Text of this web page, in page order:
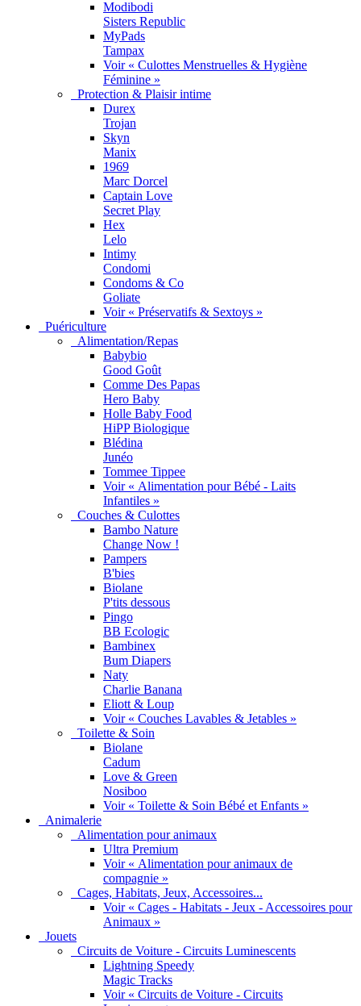
Modibodi
Sisters Republic
MyPads
Tampax
Voir « Culottes Menstruelles & Hygiène
Féminine »
Protection & Plaisir intime
Durex
Trojan
Skyn
Manix
1969
Marc Dorcel
Captain Love
Secret Play
Hex
Lelo
Intimy
Condomi
Condoms & Co
Goliate
Voir « Préservatifs & Sextoys »
Puériculture
Alimentation/Repas
Babybio
Good Goût
Comme Des Papas
Hero Baby
Holle Baby Food
HiPP Biologique
Blédina
Junéo
Tommee Tippee
Voir « Alimentation pour Bébé - Laits
Infantiles »
Couches & Culottes
Bambo Nature
Change Now !
Pampers
B'bies
Biolane
P'tits dessous
Pingo
BB Ecologic
Bambinex
Bum Diapers
Naty
Charlie Banana
Eliott & Loup
Voir « Couches Lavables & Jetables »
Toilette & Soin
Biolane
Cadum
Love & Green
Nosiboo
Voir « Toilette & Soin Bébé et Enfants »
Animalerie
Alimentation pour animaux
Ultra Premium
Voir « Alimentation pour animaux de
compagnie »
Cages, Habitats, Jeux, Accessoires...
Voir « Cages - Habitats - Jeux - Accessoires pour
Animaux »
Jouets
Circuits de Voiture - Circuits Luminescents
Lightning Speedy
Magic Tracks
Voir « Circuits de Voiture - Circuits